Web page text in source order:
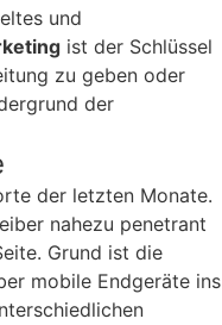
und
ist der Schlüssel
zu geben oder
der
der letzten Monate.
nahezu penetrant
Grund ist die
mobile Endgeräte ins